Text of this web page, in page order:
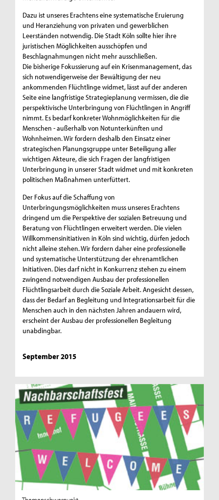
Dazu ist unseres Erachtens eine systematische Eruierung
und Heranziehung von privaten und gewerblichen
Leerständen notwendig. Die Stadt Köln sollte hier ihre
juristischen Möglichkeiten ausschöpfen und
Beschlagnahmungen nicht mehr ausschließen.
Die bisherige Fokussierung auf ein Krisenmanagement, das
sich notwendigerweise der Bewältigung der neu
ankommenden Flüchtlinge widmet, lässt auf der anderen
Seite eine langfristige Strategieplanung vermissen, die die
perspektivische Unterbringung von Flüchtlingen in Angriff
nimmt. Es bedarf konkreter Wohnmöglichkeiten für die
Menschen - außerhalb von Notunterkünften und
Wohnheimen. Wir fordern deshalb den Einsatz einer
strategischen Planungsgruppe unter Beteiligung aller
wichtigen Akteure, die sich Fragen der langfristigen
Unterbringung in unserer Stadt widmet und mit konkreten
politischen Maßnahmen unterfüttert.
Der Fokus auf die Schaffung von
Unterbringungsmöglichkeiten muss unseres Erachtens
dringend um die Perspektive der sozialen Betreuung und
Beratung von Flüchtlingen erweitert werden. Die vielen
Willkommensinitiativen in Köln sind wichtig, dürfen jedoch
nicht alleine stehen. Wir fordern daher eine professionelle
und systematische Unterstützung der ehrenamtlichen
Initiativen. Dies darf nicht in Konkurrenz stehen zu einem
zwingend notwendigen Ausbau der professionellen
Flüchtlingsarbeit durch die Soziale Arbeit. Angesicht dessen,
dass der Bedarf an Begleitung und Integrationsarbeit für die
Menschen auch in den nächsten Jahren andauern wird,
erscheint der Ausbau der professionellen Begleitung
unabdingbar.
September 2015